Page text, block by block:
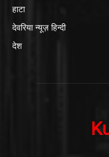
हाटा
देवरिया न्यूज़ हिन्दी
देश